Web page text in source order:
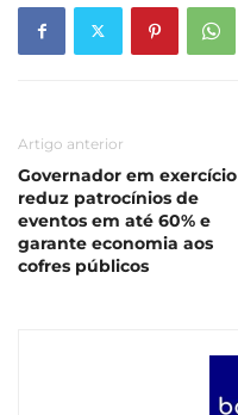
Artigo anterior
Governador em exercício
reduz patrocínios de
eventos em até 60% e
garante economia aos
cofres públicos